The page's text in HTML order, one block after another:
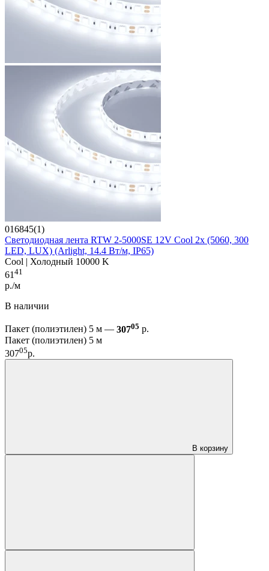
016845(1)
Светодиодная лента RTW 2-5000SE 12V Cool 2x (5060, 300
LED, LUX) (Arlight, 14.4 Вт/м, IP65)
Cool | Холодный 10000 K
61 41
р./м
В наличии
Пакет (полиэтилен) 5 м — 30705 р.
Пакет (полиэтилен) 5 м
30705р.
В корзину